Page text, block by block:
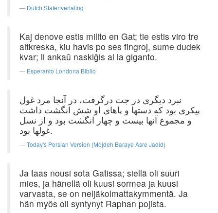
Dutch Statenvertaling
Kaj denove estis milito en Gat; tie estis viro tre
altkreska, kiu havis po ses fingroj, sume dudek
kvar; li ankaŭ naskiĝis al la giganto.
Esperanto Londona Biblio
نبرد دیگری در جت درگرفت، در آنجا مرد غول
پیکری بود که دستها و پاهای او شش انگشت داشت
و مجموع آنها بیست و چهار انگشت بود و از نسل
غولها بود.
Today's Persian Version (Mojdeh Baraye Asre Jadid)
Ja taas nousi sota Gatissa; siellä oli suuri
mies, ja hänellä oli kuusi sormea ja kuusi
varvasta, se on neljäkolmattakymmentä. Ja
hän myös oli syntynyt Raphan pojista.